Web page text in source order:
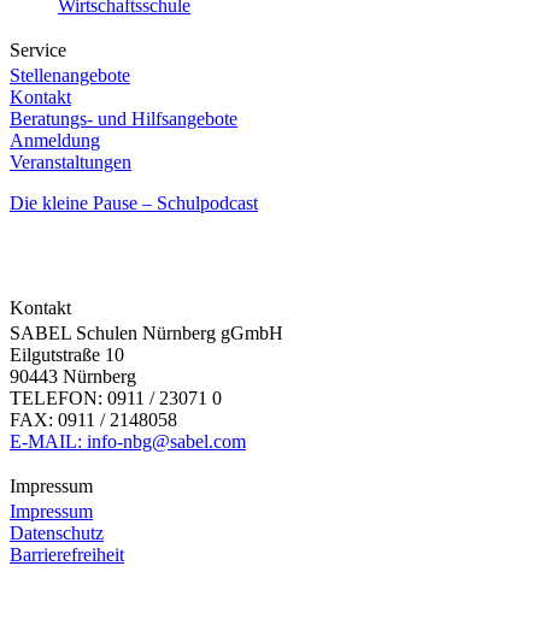
Wirtschaftsschule
Service
Stellenangebote
Kontakt
Beratungs- und Hilfsangebote
Anmeldung
Veranstaltungen
Die kleine Pause – Schulpodcast
Kontakt
SABEL Schulen Nürnberg gGmbH
Eilgutstraße 10
90443 Nürnberg
TELEFON: 0911 / 23071 0
FAX: 0911 / 2148058
E-MAIL: info-nbg@sabel.com
Impressum
Impressum
Datenschutz
Barrierefreiheit